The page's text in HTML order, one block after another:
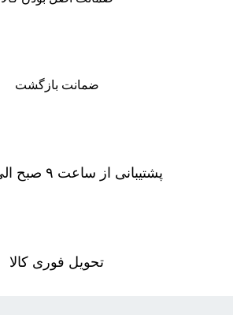
ضمانت بازگشت
پشتیبانی از ساعت ۹ صبح الی ۹ شب
تحویل فوری کالا